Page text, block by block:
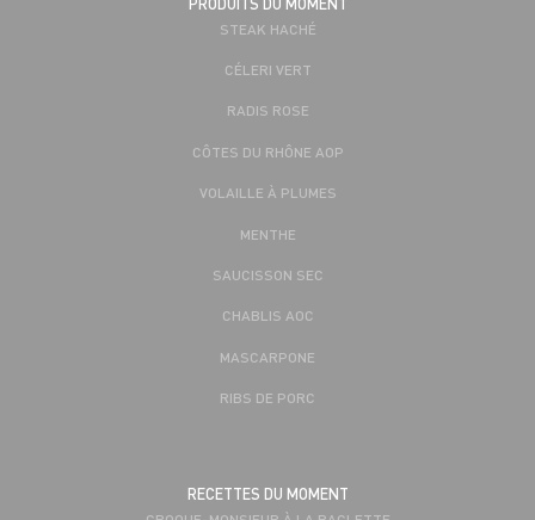
STEAK HACHÉ
CÉLERI VERT
RADIS ROSE
CÔTES DU RHÔNE AOP
VOLAILLE À PLUMES
MENTHE
SAUCISSON SEC
CHABLIS AOC
MASCARPONE
RIBS DE PORC
RECETTES DU MOMENT